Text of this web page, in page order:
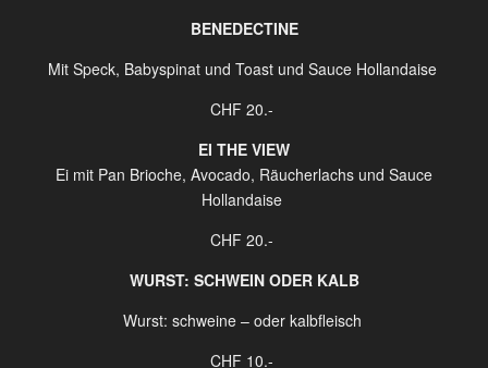
BENEDECTINE
Mit Speck, Babyspinat und Toast und Sauce Hollandaise
CHF 20.-
EI THE VIEW
Ei mit Pan Brioche, Avocado, Räucherlachs und Sauce
Hollandaise
CHF 20.-
WURST: SCHWEIN ODER KALB
Wurst: schweine – oder kalbfleisch
CHF 10.-